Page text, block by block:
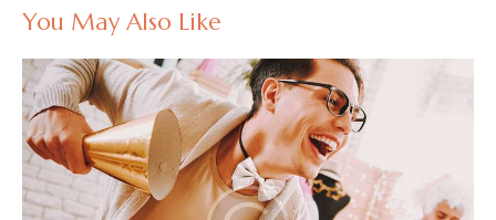
You May Also Like